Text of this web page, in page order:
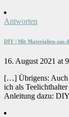
Antworten
DIY | Mit Materialien aus
16. August 2021 at
[…] Übrigens: Auch
ich als
Anleitung dazu: